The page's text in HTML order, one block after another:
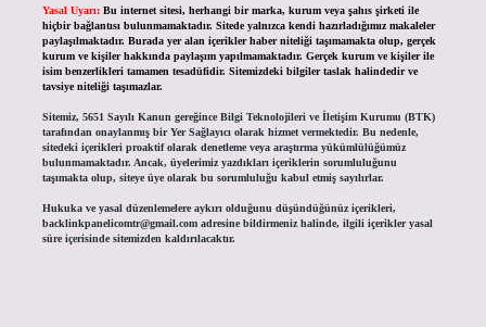
Yasal Uyarı: Bu internet sitesi, herhangi bir marka, kurum veya şahıs şirketi ile
hiçbir bağlantısı bulunmamaktadır. Sitede yalnızca kendi hazırladığımız makaleler
paylaşılmaktadır. Burada yer alan içerikler haber niteliği taşımamakta olup, gerçek
kurum ve kişiler hakkında paylaşım yapılmamaktadır. Gerçek kurum ve kişiler ile
isim benzerlikleri tamamen tesadüfidir. Sitemizdeki bilgiler taslak halindedir ve
tavsiye niteliği taşımazlar.
Sitemiz, 5651 Sayılı Kanun gereğince Bilgi Teknolojileri ve İletişim Kurumu (BTK)
tarafından onaylanmış bir Yer Sağlayıcı olarak hizmet vermektedir. Bu nedenle,
sitedeki içerikleri proaktif olarak denetleme veya araştırma yükümlülüğümüz
bulunmamaktadır. Ancak, üyelerimiz yazdıkları içeriklerin sorumluluğunu
taşımakta olup, siteye üye olarak bu sorumluluğu kabul etmiş sayılırlar.
Hukuka ve yasal düzenlemelere aykırı olduğunu düşündüğünüz içerikleri,
backlinkpanelicomtr@gmail.comadresine bildirmeniz halinde, ilgili içerikler yasal
süre içerisinde sitemizden kaldırılacaktır.